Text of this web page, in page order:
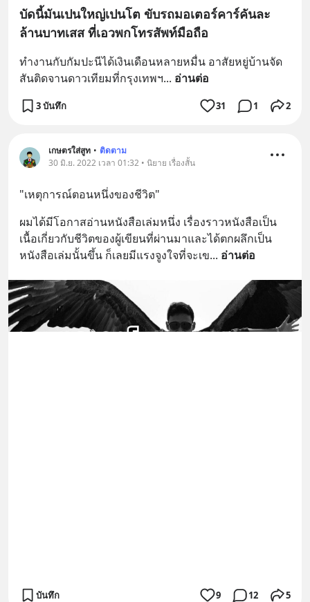
บัดนี้มันเปนใหญ่เปนโต ขับรถมอเตอร์คาร์คันละ
ล้านบาทเสส ที่เอวพกโทรสัพท์มือถือ
ทำงานกับกัมปะนีได้เงินเดือนหลายหมื่น อาสัยหยู่บ้านจัด
สันติดจานดาวเทียมที่กรุงเทพฯ... อ่านต่อ
3 บันทึก 31 1 2
เกษตรใส่สูท • ติดตาม
30 มิ.ย. 2022 เวลา 01:32 • นิยาย เรื่องสั้น
"เหตุการณ์ตอนหนึ่งของชีวิต"
ผมได้มีโอกาสอ่านหนังสือเล่มหนึ่ง เรื่องราวหนังสือเป็น
เนื้อเกี่ยวกับชีวิตของผู้เขียนที่ผ่านมาและได้ตกผลึกเป็น
หนังสือเล่มนั้นขึ้น ก็เลยมีแรงจูงใจที่จะเข... อ่านต่อ
บันทึก 9 12 5